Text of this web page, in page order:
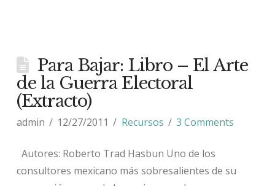
Para Bajar: Libro – El Arte
de la Guerra Electoral
(Extracto)
admin 12/27/2011 Recursos 3 Comments
Autores: Roberto Trad Hasbun Uno de los
consultores mexicano más sobresalientes de su